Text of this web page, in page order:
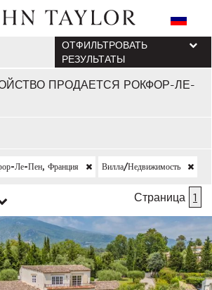
ПРОДАЕТСЯ РОКФОР-ЛЕ-
ОТФИЛЬТРОВАТЬ
РЕЗУЛЬТАТЫ
Ле-Пен, Франция Вилла/недвижимость
Страница 1